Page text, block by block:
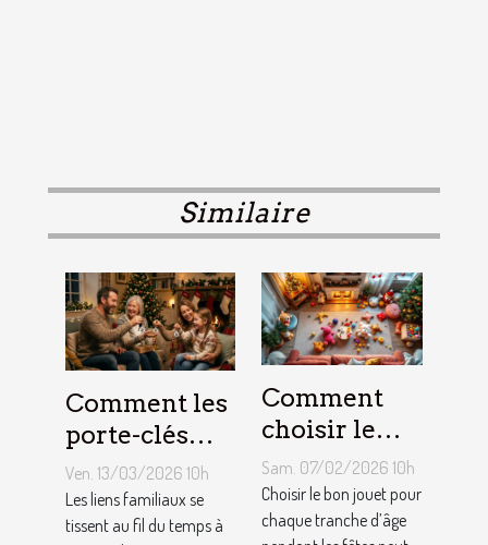
Similaire
Comment les
porte-clés
personnalisés
peuvent
renforcer les
Ven. 13/03/2026 10h
Les liens familiaux se
tissent au fil du temps à
Comment
choisir le
jouet idéal
pour chaque
âge lors des
Sam. 07/02/2026 10h
Choisir le bon jouet pour
chaque tranche d’âge